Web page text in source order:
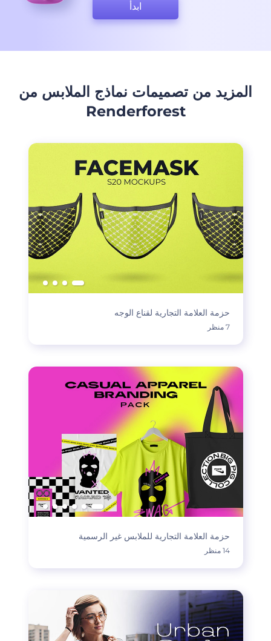
ابدأ
المزيد من تصميمات نماذج الملابس من
Renderforest
حزمة العلامة التجارية لقناع الوجه
7 منظر
حزمة العلامة التجارية للملابس غير الرسمية
14 منظر